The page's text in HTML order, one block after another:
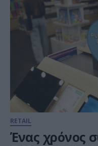
RETAIL
Ένας χρόνος